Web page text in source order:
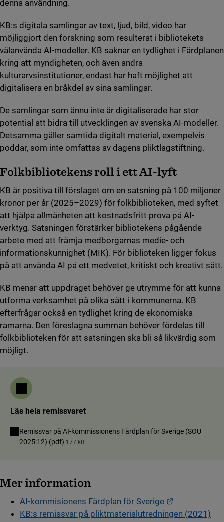
denna användning.
KB:s digitala samlingar av text, ljud, bild, video har
möjliggjort den forskning som resulterat i bibliotekets
välanvända AI-modeller. KB saknar en tydlighet i Färdplanen
kring att myndigheten, och även andra
kulturarvsinstitutioner, endast har haft möjlighet att
digitalisera en bråkdel av sina samlingar.
De samlingar som ännu inte är digitaliserade har stor
potential att bidra till utvecklingen av svenska AI-modeller.
Detsamma gäller samtida digitalt material, exempelvis
poddar, som inte omfattas av dagens pliktlagstiftning.
Folkbibliotekens roll i ett AI-lyft
KB är positiva till förslaget om en satsning på 100 miljoner
kronor per år (2025–2029) för folkbiblioteken, med syftet
att hjälpa allmänheten att kostnadsfritt prova på AI-
verktyg. Satsningen förstärker bibliotekens pågående
arbete med att främja medborgarnas medie- och
informationskunnighet (MIK). För biblioteken ligger fokus
på att använda AI på ett medvetet, kritiskt och kreativt sätt.
KB menar att uppdraget behöver ge utrymme för att kunna
utforma verksamhet på olika sätt i kommunerna. KB
efterfrågar också en tydlighet kring de ekonomiska
ramarna. Den föreslagna summan behöver fördelas till
folkbiblioteken för att satsningen ska bli så likvärdig som
möjligt.
Läs hela remissvaret
Remissvar på AI-kommissionens Färdplan för Sverige (SOU
2025:12) (pdf) 177 kB
Mer information
AI-kommisionens Färdplan för Sverige
KB:s remissvar på pliktmaterialutredningen (2021)